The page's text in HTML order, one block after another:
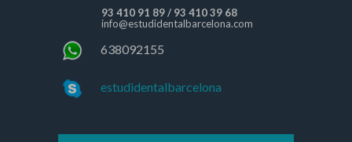
93 410 91 89/ 93 410 39 68
info@estudidentalbarcelona.com
638092155
estudidentalbarcelona